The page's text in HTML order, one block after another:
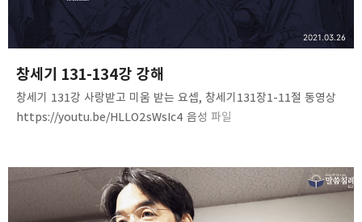
창세기 131-134강 강해
2021.03.26
창세기 131강 사랑받고 미움 받는 요셉, 창세기131장1-11절 동영상
https://youtu.be/HLLO2sWsIc4 음성 파일
창세기37장12-30절 동영상 https://youtu.be/j0AoFYJAoFA 음성
파일 https://bit.ly/31ir8jR Genesis(132)-121014
www.mediafire.com 창세기 133강 야곱의 눈물, 창세기37장31-